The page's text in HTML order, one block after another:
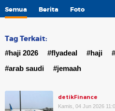
Semua Berita Foto
Tag Terkait:
#haji 2026 #flyadeal #haji
#arab saudi
#jemaah
detikFinance
Kamis, 04 Jun 2026